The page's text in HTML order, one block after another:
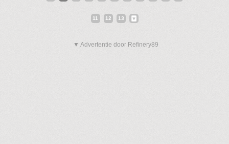
11 12 13
▼ Advertentie door Refinery89